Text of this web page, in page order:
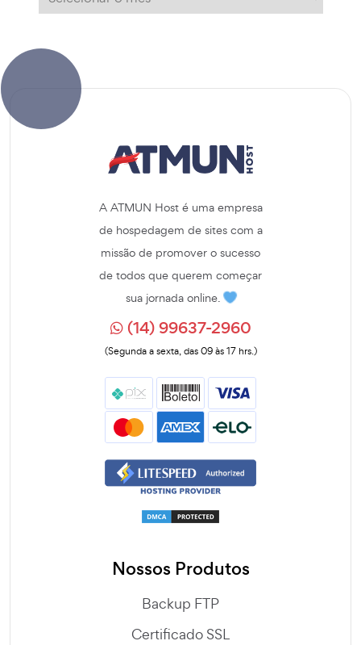
A ATMUN Host é uma empresa
de hospedagem de sites com a
missão de promover o sucesso
de todos que querem começar
sua jornada online.
(14) 99637-2960
(Segunda a sexta, das 09 às 17 hrs.)
Nossos Produtos
Backup FTP
Certificado SSL